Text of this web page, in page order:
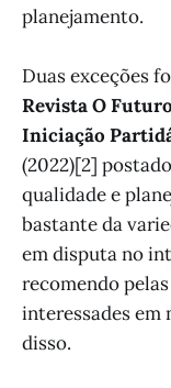
planejamento.
Duas exceções
Revista O Futuro
Iniciação
(2022)[2]
qualidade e
bastante da
em disputa no
recomendo
interessades em
disso.